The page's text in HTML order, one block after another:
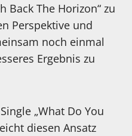
Back The Horizon“ zu
Perspektive und
noch einmal
Ergebnis zu
„What Do You
diesen Ansatz